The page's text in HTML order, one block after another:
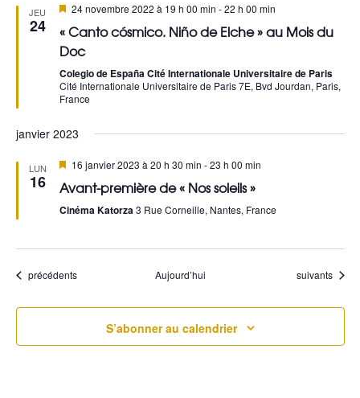
g
a
t
i
e
v
u
e
É
è
e
t
JEU
24
Mis
avant
24 novembre 2022 à 19 h 00 min -22 h 00 min
« Canto cósmico. Niño de Elche » au Mois du
Doc
Colegio de España Cité Internationale Universitaire de Paris
Cité Internationale Universitaire de Paris 7E, Bvd Jourdan, Paris,
France
janvier 2023
LUN
16
Mis
avant
16 janvier 2023 à 20 h 30 min -23 h 00 min
Avant-première de « Nos soleils »
Cinéma Katorza3 Rue Corneille, Nantes, France
Évènements
précédents Aujourd’hui Évènements
suivants
S’abonner au calendrier